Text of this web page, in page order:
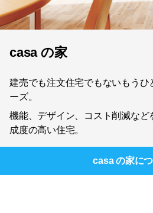
casa の家
建売でも注文住宅でもないもうひ
ーズ。
機能、デザイン、コスト削減な
成度の高い住宅。
casa の家に